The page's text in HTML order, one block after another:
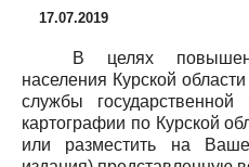
17.07.2019
В целях
населения Курской
службы государственной
картографии по Курской
или разместить на